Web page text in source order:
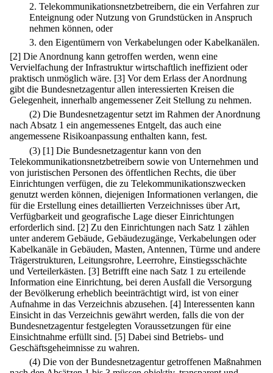
2. Telekommunikationsnetzbetreibern, die ein Verfahren zur
Enteignung oder Nutzung von Grundstücken in Anspruch
nehmen können, oder
3. den Eigentümern von Verkabelungen oder Kabelkanälen.
[2] Die Anordnung kann getroffen werden, wenn eine
Vervielfachung der Infrastruktur wirtschaftlich ineffizient oder
praktisch unmöglich wäre. [3] Vor dem Erlass der Anordnung
gibt die Bundesnetzagentur allen interessierten Kreisen die
Gelegenheit, innerhalb angemessener Zeit Stellung zu nehmen.
(2) Die Bundesnetzagentur setzt im Rahmen der Anordnung
nach Absatz 1 ein angemessenes Entgelt, das auch eine
angemessene Risikoanpassung enthalten kann, fest.
(3) [1] Die Bundesnetzagentur kann von den
Telekommunikationsnetzbetreibern sowie von Unternehmen und
von juristischen Personen des öffentlichen Rechts, die über
Einrichtungen verfügen, die zu Telekommunikationszwecken
genutzt werden können, diejenigen Informationen verlangen, die
für die Erstellung eines detaillierten Verzeichnisses über Art,
Verfügbarkeit und geografische Lage dieser Einrichtungen
erforderlich sind. [2] Zu den Einrichtungen nach Satz 1 zählen
unter anderem Gebäude, Gebäudezugänge, Verkabelungen oder
Kabelkanäle in Gebäuden, Masten, Antennen, Türme und andere
Trägerstrukturen, Leitungsrohre, Leerrohre, Einstiegsschächte
und Verteilerkästen. [3] Betrifft eine nach Satz 1 zu erteilende
Information eine Einrichtung, bei deren Ausfall die Versorgung
der Bevölkerung erheblich beeinträchtigt wird, ist von einer
Aufnahme in das Verzeichnis abzusehen. [4] Interessenten kann
Einsicht in das Verzeichnis gewährt werden, falls die von der
Bundesnetzagentur festgelegten Voraussetzungen für eine
Einsichtnahme erfüllt sind. [5] Dabei sind Betriebs- und
Geschäftsgeheimnisse zu wahren.
(4) Die von der Bundesnetzagentur getroffenen Maßnahmen